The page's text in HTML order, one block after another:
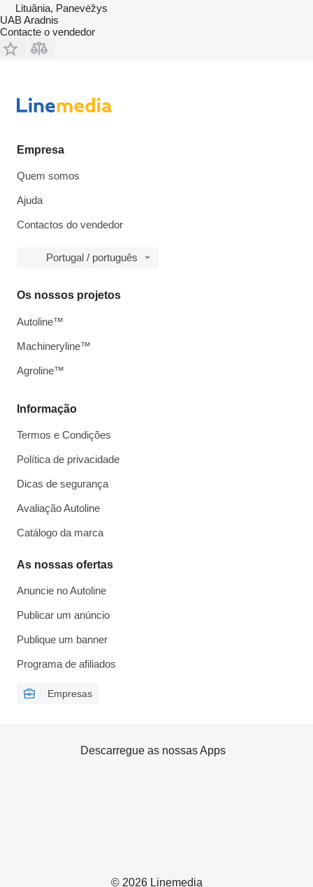
Lituânia, Panevėžys
UAB Aradnis
Contacte o vendedor
Empresa
Quem somos
Ajuda
Contactos do vendedor
Portugal / português
Informação
Termos e Condições
Política de privacidade
Dicas de segurança
Avaliação Autoline
Catálogo da marca
As nossas ofertas
Anuncie no Autoline
Publicar um anúncio
Publique um banner
Programa de afiliados
Empresas
Os nossos projetos
Autoline™
Machineryline™
Agroline™
© 2026 Linemedia
Descarregue as nossas Apps